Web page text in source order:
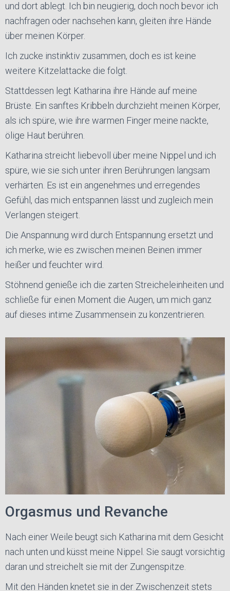
und dort ablegt. Ich bin neugierig, doch noch bevor ich
nachfragen oder nachsehen kann, gleiten ihre Hände
über meinen Körper.
Ich zucke instinktiv zusammen, doch es ist keine
weitere Kitzelattacke die folgt.
Stattdessen legt Katharina ihre Hände auf meine
Brüste. Ein sanftes Kribbeln durchzieht meinen Körper,
als ich spüre, wie ihre warmen Finger meine nackte,
ölige Haut berühren.
Katharina streicht liebevoll über meine Nippel und ich
spüre, wie sie sich unter ihren Berührungen langsam
verhärten. Es ist ein angenehmes und erregendes
Gefühl, das mich entspannen lässt und zugleich mein
Verlangen steigert.
Die Anspannung wird durch Entspannung ersetzt und
ich merke, wie es zwischen meinen Beinen immer
heißer und feuchter wird.
Stöhnend genieße ich die zarten Streicheleinheiten und
schließe für einen Moment die Augen, um mich ganz
auf dieses intime Zusammensein zu konzentrieren.
Orgasmus und Revanche
Nach einer Weile beugt sich Katharina mit dem Gesicht
nach unten und küsst meine Nippel. Sie saugt vorsichtig
daran und streichelt sie mit der Zungenspitze.
Mit den Händen knetet sie in der Zwischenzeit stets